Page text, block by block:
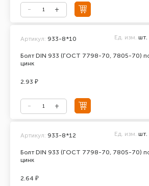
Болт DIN 933 (ГОСТ 7798-70, 7805-70)
цинк
Артикул: 933-8*10 Ед. изм. шт.
2.93 ₽
Болт DIN 933 (ГОСТ 7798-70, 7805-70)
цинк
Артикул: 933-8*12 Ед. изм. шт.
2.64 ₽